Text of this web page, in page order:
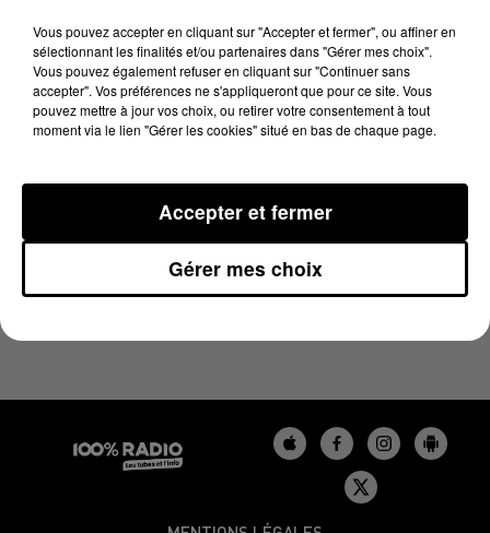
4 mai 2025 - 1 min 14 sec
L'AGENDA DU GERS DU 04/05/2025 À 07H41
Vous pouvez accepter en cliquant sur "Accepter et fermer", ou affiner en
sélectionnant les finalités et/ou partenaires dans "Gérer mes choix".
Vous pouvez également refuser en cliquant sur "Continuer sans
accepter". Vos préférences ne s'appliqueront que pour ce site. Vous
pouvez mettre à jour vos choix, ou retirer votre consentement à tout
moment via le lien "Gérer les cookies" situé en bas de chaque page.
Gérer mes choix
Accepter et fermer